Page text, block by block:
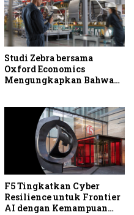
Studi Zebra bersama
Oxford Economics
Mengungkapkan Bahwa
Peluang Peningkatan
Produktivitas dan
Profitabilitas
F5 Tingkatkan Cyber
Resilience untuk Frontier
AI dengan Kemampuan